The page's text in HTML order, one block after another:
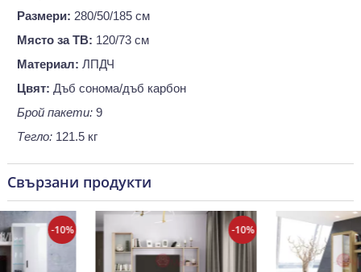
Размери: 280/50/185 см
Място за ТВ: 120/73 см
Материал: ЛПДЧ
Цвят: Дъб сонома/дъб карбон
Брой пакети: 9
Тегло: 121.5 кг
Свързани продукти
-10% -10%